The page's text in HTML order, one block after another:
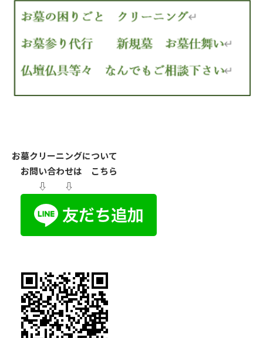
お墓クリーニングについて
お問い合わせは こちら
⇩ ⇩